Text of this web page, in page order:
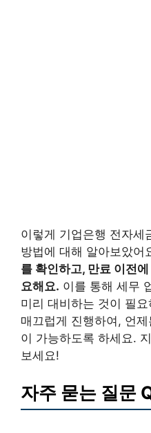
이렇게 기업은행 전자세
방법에 대해 알아보았어
를 확인하고, 만료 이전
요해요. 이를 통해 세무
미리 대비하는 것이 필
매끄럽게 진행하여, 언
이 가능하도록 하세요.
보세요!
자주 묻는 질문